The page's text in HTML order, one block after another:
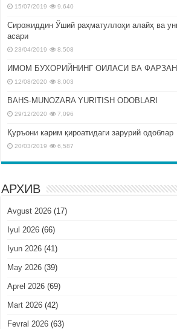
15/07/2019 9,640
Сирожиддин Ўший раҳматуллоҳи алайҳ ва
асари
23/04/2019 8,508
ИМОМ БУХОРИЙНИНГ ОИЛАСИ ВА
12/08/2020 8,003
BAHS-MUNOZARA YURITISH ODOBLARI
29/12/2020 7,096
Қуръони карим қироатидаги зарурий одоблар
20/03/2019 6,587
АРХИВ
Avgust 2026 (17)
Iyul 2026 (66)
Iyun 2026 (41)
May 2026 (39)
Aprel 2026 (69)
Mart 2026 (42)
Fevral 2026 (63)